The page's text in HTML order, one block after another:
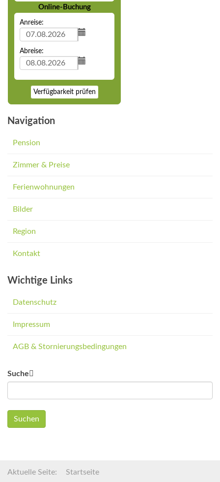
Online-Buchung
Anreise:
Abreise:
Verfügbarkeit prüfen
Navigation
Pension
Zimmer & Preise
Ferienwohnungen
Bilder
Region
Kontakt
Wichtige Links
Datenschutz
Impressum
AGB & Stornierungsbedingungen
Suche
Suchen
Aktuelle Seite: Startseite